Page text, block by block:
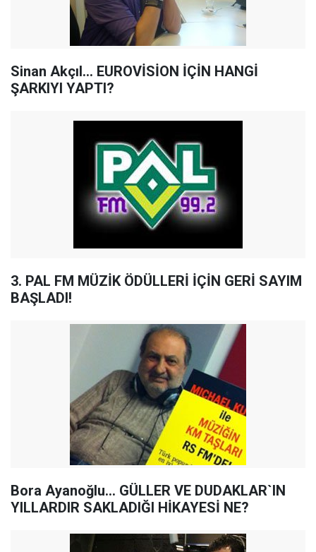
Sinan Akçıl... EUROVİSİON İÇİN HANGİ
ŞARKIYI YAPTI?
3. PAL FM MÜZİK ÖDÜLLERİ İÇİN GERİ SAYIM
BAŞLADI!
Bora Ayanoğlu... GÜLLER VE DUDAKLAR`IN
YILLARDIR SAKLADIĞI HİKAYESİ NE?